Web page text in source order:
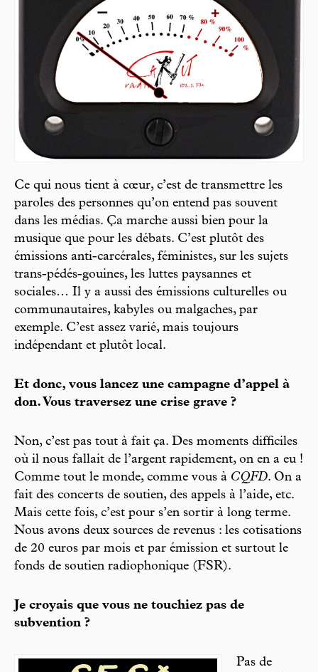
Ce qui nous tient à cœur, c’est de transmettre les
paroles des personnes qu’on entend pas souvent
dans les médias. Ça marche aussi bien pour la
musique que pour les débats. C’est plutôt des
émissions anti-carcérales, féministes, sur les sujets
trans-pédés-gouines, les luttes paysannes et
sociales… Il y a aussi des émissions culturelles ou
communautaires, kabyles ou malgaches, par
exemple. C’est assez varié, mais toujours
indépendant et plutôt local.
Et donc, vous lancez une campagne d’appel à
don. Vous traversez une crise grave ?
Non, c’est pas tout à fait ça. Des moments difficiles
où il nous fallait de l’argent rapidement, on en a eu !
Comme tout le monde, comme vous à CQFD. On a
fait des concerts de soutien, des appels à l’aide, etc.
Mais cette fois, c’est pour s’en sortir à long terme.
Nous avons deux sources de revenus : les cotisations
de 20 euros par mois et par émission et surtout le
fonds de soutien radiophonique (FSR).
Je croyais que vous ne touchiez pas de
subvention ?
Pas de